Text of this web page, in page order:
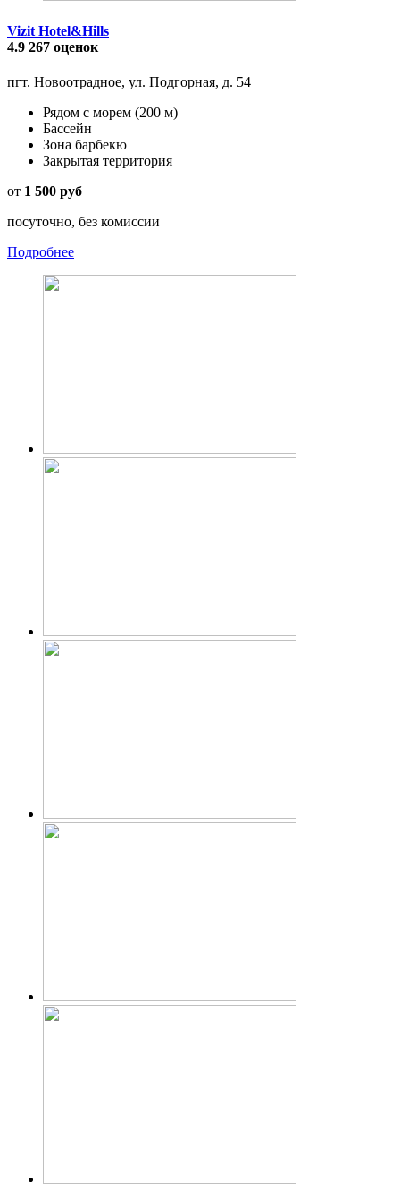
Vizit Hotel&Hills
4.9 267 оценок
пгт. Новоотрадное, ул. Подгорная, д. 54
Рядом с морем (200 м)
Бассейн
Зона барбекю
Закрытая территория
от 1 500 руб
посуточно, без комиссии
Подробнее